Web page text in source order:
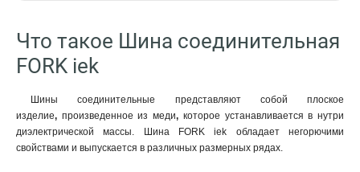
Что такое Шина соединительная
FORK iek
Шины соединительные представляют собой плоское
изделие, произведенное из меди, которое устанавливается в нутри
диэлектрической массы. Шина FORK iek обладает негорючими
свойствами и выпускается в различных размерных рядах.